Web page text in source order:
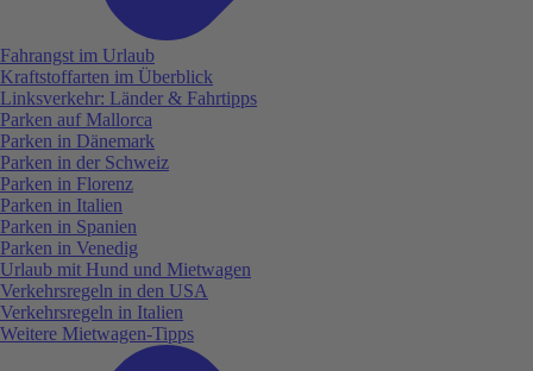
Fahrangst im Urlaub
Kraftstoffarten im Überblick
Linksverkehr: Länder & Fahrtipps
Parken auf Mallorca
Parken in Dänemark
Parken in der Schweiz
Parken in Florenz
Parken in Italien
Parken in Spanien
Parken in Venedig
Urlaub mit Hund und Mietwagen
Verkehrsregeln in den USA
Verkehrsregeln in Italien
Weitere Mietwagen-Tipps